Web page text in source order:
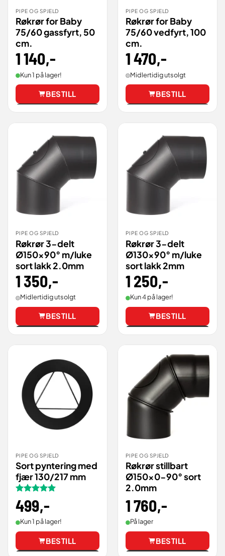
PIPE OG SPJELD
Røkrør for Baby
75/60 gassfyrt, 50
cm.
1 140,-
Kun 1 på lager!
BESTILL
PIPE OG SPJELD
Røkrør for Baby
75/60 vedfyrt, 100
cm.
1 470,-
Midlertidig utsolgt
BESTILL
PIPE OG SPJELD
Røkrør 3-delt
Ø150×90° m/luke
sort lakk 2.0mm
1 350,-
Midlertidig utsolgt
BESTILL
PIPE OG SPJELD
Røkrør 3-delt
Ø130×90° m/luke
sort lakk 2mm
1 250,-
Kun 4 på lager!
BESTILL
PIPE OG SPJELD
Sort pyntering med
fjær 130/217 mm
Vurdert
av 5
499,-
Kun 1 på lager!
BESTILL
PIPE OG SPJELD
Røkrør stillbart
Ø150×0-90° sort
2.0mm
1 760,-
På lager
BESTILL